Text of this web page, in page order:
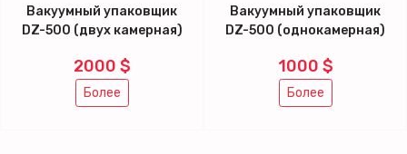
Вакуумный упаковщик
DZ-500 (двух камерная)
2000 $
Более
Вакуумный упаковщик
DZ-500 (однокамерная)
1000 $
Более